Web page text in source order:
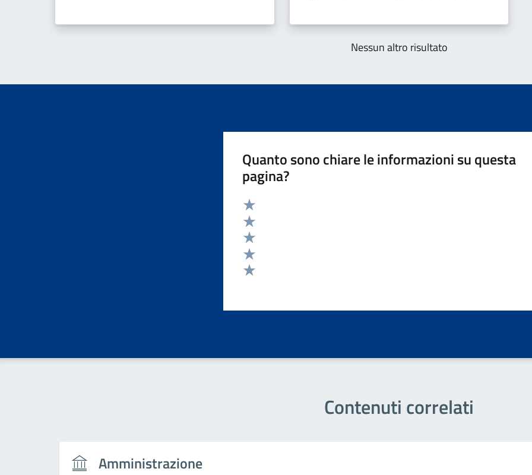
Nessun altro risultato
Quanto sono chiare le informazioni su questa
pagina?
Valuta 5 stelle su 5
Valuta 4 stelle su 5
Valuta 3 stelle su 5
Valuta 2 stelle su 5
Contenuti correlati
Amministrazione